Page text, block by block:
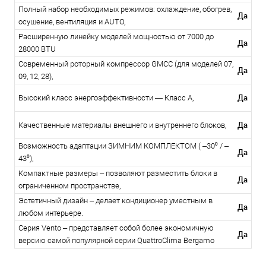
Полный набор необходимых режимов: охлаждение, обогрев,
осушение, вентиляция и AUTO,
Да
Расширенную линейку моделей мощностью от 7000 до
28000 BTU
Да
Современный роторный компрессор GMCC (для моделей 07,
09, 12, 28),
Да
Высокий класс энергоэффективности — Класс A, Да
Качественные материалы внешнего и внутреннего блоков, Да
Возможность адаптации ЗИМНИМ КОМПЛЕКТОМ ( –30⁰ / –
43⁰),
Да
Компактные размеры – позволяют разместить блоки в
ограниченном пространстве,
Да
Эстетичный дизайн – делает кондиционер уместным в
любом интерьере.
Да
Серия Vento – представляет собой более экономичную
версию самой популярной серии QuattroClima Bergamo
Да